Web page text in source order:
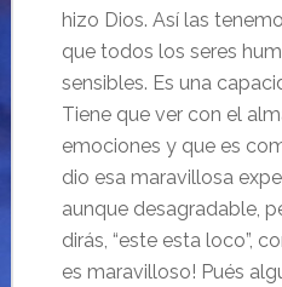
hizo Dios. Así las
que todos los seres
sensibles. Es una
Tiene que ver con el
emociones y que es
dio esa maravillosa
aunque desagradable,
dirás, “este esta loco”,
es maravilloso! Pués